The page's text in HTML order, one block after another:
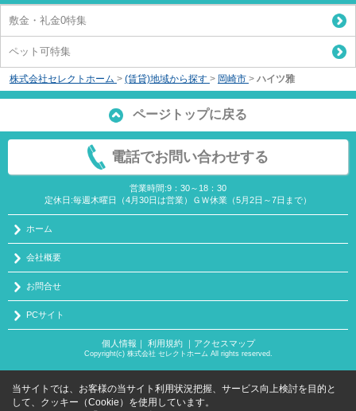
敷金・礼金0特集
ペット可特集
株式会社セレクトホーム > (賃貸)地域から探す > 岡崎市 > ハイツ雅
ページトップに戻る
電話でお問い合わせする
営業時間:9：30～18：30
定休日:毎週木曜日（4月30日は営業）ＧＷ休業（5月2日～7日まで）
ホーム
会社概要
お問合せ
PCサイト
個人情報 利用規約｜ アクセスマップ
Copyright(c) 株式会社 セレクトホーム All rights reserved.
当サイトでは、お客様の当サイト利用状況把握、サービス向上検討を目的と
して、クッキー（Cookie）を使用しています。